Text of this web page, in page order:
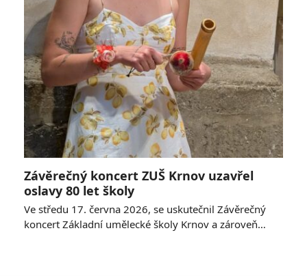
Závěrečný koncert ZUŠ Krnov uzavřel
oslavy 80 let školy
Ve středu 17. června 2026, se uskutečnil Závěrečný
koncert Základní umělecké školy Krnov a zároveň…